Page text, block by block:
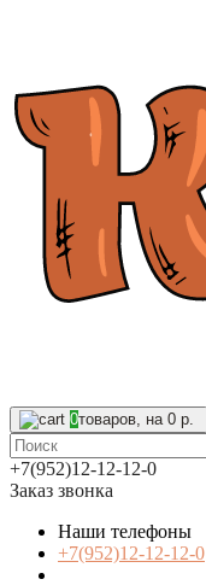
0товаров, на 0 р.
+7(952)12-12-12-0
Заказ звонка
Наши телефоны
+7(952)12-12-12-0